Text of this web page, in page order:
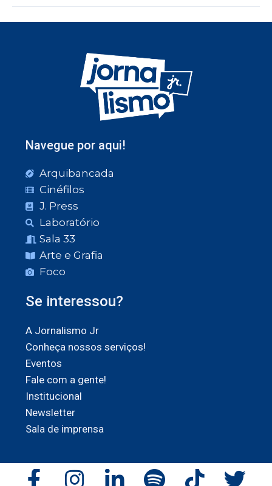
Navegue por aqui!
Arquibancada
Cinéfilos
J. Press
Laboratório
Sala 33
Arte e Grafia
Foco
Se interessou?
A Jornalismo Jr
Conheça nossos serviços!
Eventos
Fale com a gente!
Institucional
Newsletter
Sala de imprensa